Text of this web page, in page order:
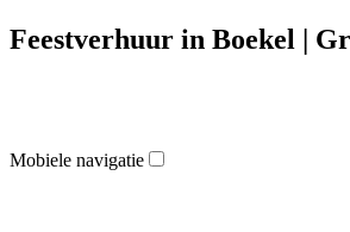
Feestverhuur in Boekel |
Mobiele navigatie